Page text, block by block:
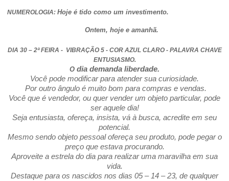
NUMEROLOGIA: Hoje é tido como um investimento.
Ontem, hoje e amanhã.
DIA 30 – 2ª FEIRA - VIBRAÇÃO 5 - COR AZUL CLARO - PALAVRA CHAVE
ENTUSIASMO.
O dia demanda liberdade.
Você pode modificar para atender sua curiosidade.
Por outro ângulo é muito bom para compras e vendas.
Você que é vendedor, ou quer vender um objeto particular, pode
ser aquele dia!
Seja entusiasta, ofereça, insista, vá à busca, acredite em seu
potencial.
Mesmo sendo objeto pessoal ofereça seu produto, pode pegar o
preço que estava procurando.
Aproveite a estrela do dia para realizar uma maravilha em sua
vida.
Destaque para os nascidos nos dias 05 – 14 – 23, de qualquer